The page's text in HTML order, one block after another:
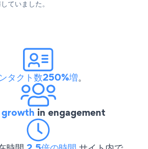
ていました。
タクト数250%増。
in engagement